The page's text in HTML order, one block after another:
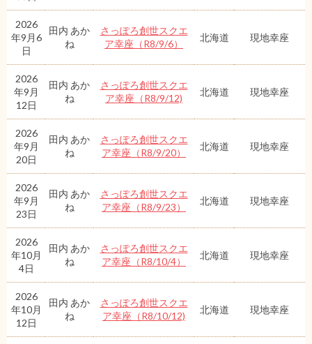
2026
年9月6
日
田内 あか
ね
さっぽろ創世スクエ
ア幸座（R8/9/6）
北海道 現地幸座
2026
年9月
12日
田内 あか
ね
さっぽろ創世スクエ
ア幸座（R8/9/12)
北海道 現地幸座
2026
年9月
20日
田内 あか
ね
さっぽろ創世スクエ
ア幸座（R8/9/20）
北海道 現地幸座
2026
年9月
23日
田内 あか
ね
さっぽろ創世スクエ
ア幸座（R8/9/23）
北海道 現地幸座
2026
年10月
4日
田内 あか
ね
さっぽろ創世スクエ
ア幸座（R8/10/4）
北海道 現地幸座
2026
年10月
12日
田内 あか
ね
さっぽろ創世スクエ
ア幸座（R8/10/12)
北海道 現地幸座